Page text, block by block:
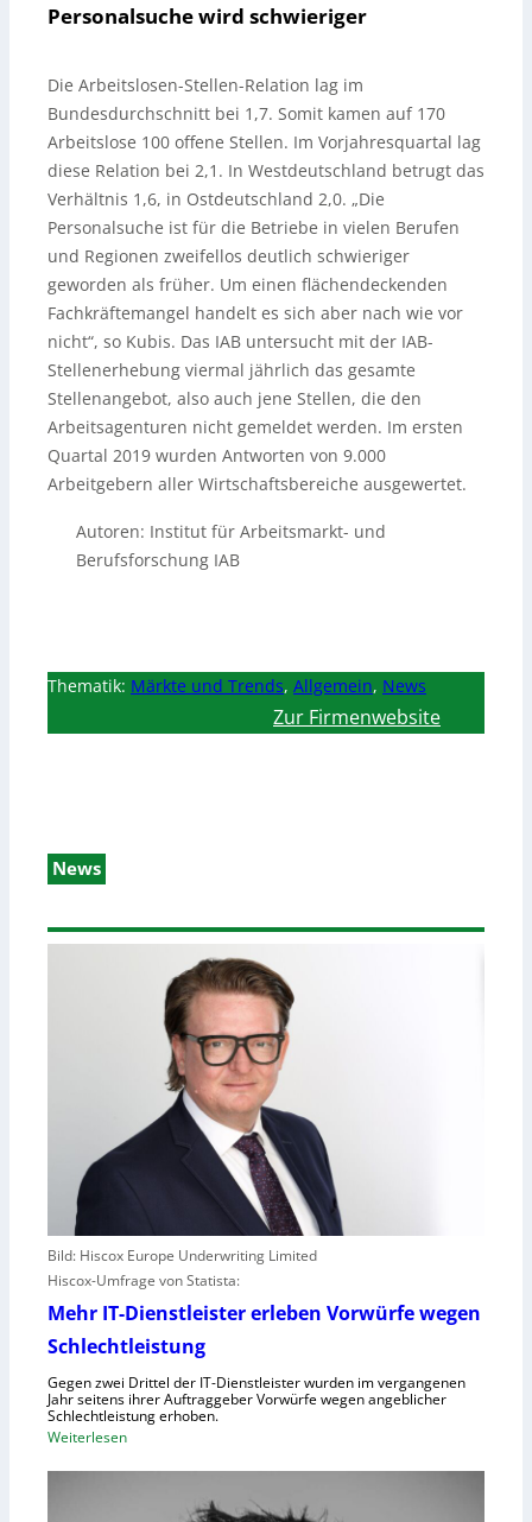
Personalsuche wird schwieriger
Die Arbeitslosen-Stellen-Relation lag im
Bundesdurchschnitt bei 1,7. Somit kamen auf 170
Arbeitslose 100 offene Stellen. Im Vorjahresquartal lag
diese Relation bei 2,1. In Westdeutschland betrugt das
Verhältnis 1,6, in Ostdeutschland 2,0. „Die
Personalsuche ist für die Betriebe in vielen Berufen
und Regionen zweifellos deutlich schwieriger
geworden als früher. Um einen flächendeckenden
Fachkräftemangel handelt es sich aber nach wie vor
nicht“, so Kubis. Das IAB untersucht mit der IAB-
Stellenerhebung viermal jährlich das gesamte
Stellenangebot, also auch jene Stellen, die den
Arbeitsagenturen nicht gemeldet werden. Im ersten
Quartal 2019 wurden Antworten von 9.000
Arbeitgebern aller Wirtschaftsbereiche ausgewertet.
Autoren: Institut für Arbeitsmarkt- und
Berufsforschung IAB
Thematik: Märkte und Trends, Allgemein, News
Zur Firmenwebsite
News
Bild: Hiscox Europe Underwriting Limited
Hiscox-Umfrage von Statista:
Mehr IT-Dienstleister erleben Vorwürfe wegen
Schlechtleistung
Gegen zwei Drittel der IT-Dienstleister wurden im vergangenen
Jahr seitens ihrer Auftraggeber Vorwürfe wegen angeblicher
Schlechtleistung erhoben.
Weiterlesen: